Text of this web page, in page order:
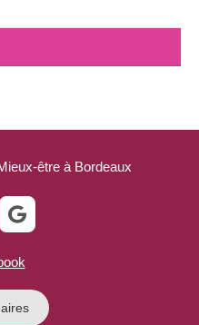
être à Bordeaux